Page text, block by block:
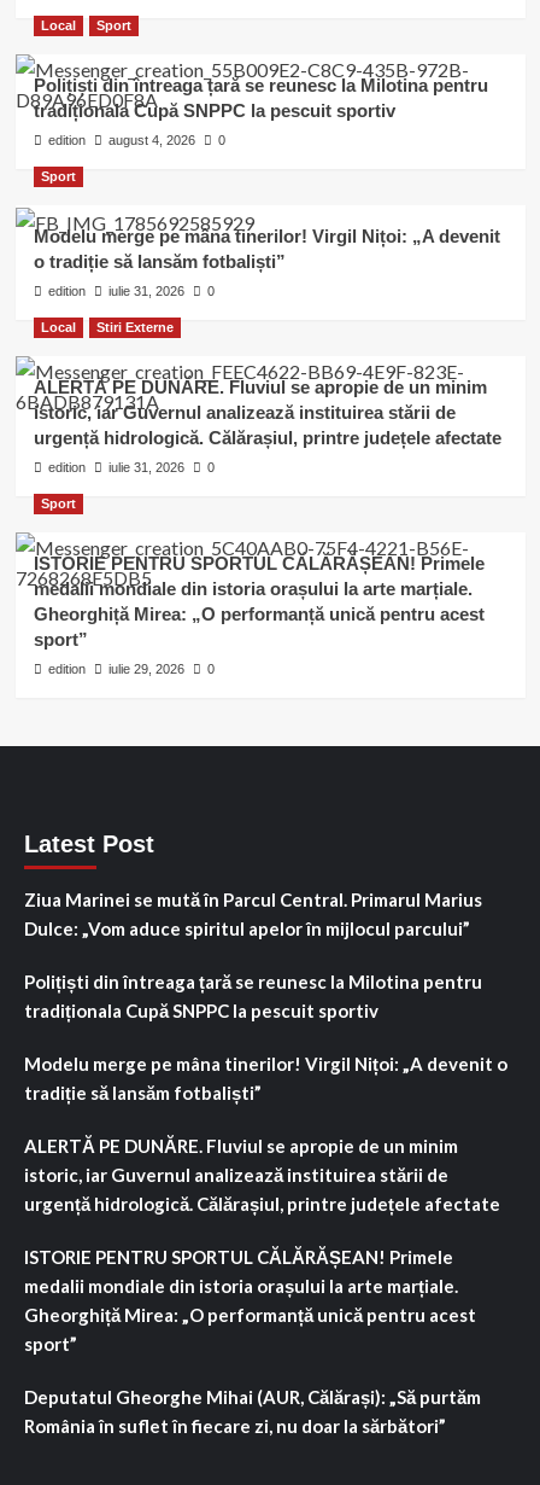
Local Sport
Polițiști din întreaga țară se reunesc la Milotina pentru
tradiționala Cupă SNPPC la pescuit sportiv
edition august 4, 2026 0
Sport
Modelu merge pe mâna tinerilor! Virgil Nițoi: „A devenit
o tradiție să lansăm fotbaliști”
edition iulie 31, 2026 0
Local Stiri Externe
ALERTĂ PE DUNĂRE. Fluviul se apropie de un minim
istoric, iar Guvernul analizează instituirea stării de
urgență hidrologică. Călărașiul, printre județele afectate
edition iulie 31, 2026 0
Sport
ISTORIE PENTRU SPORTUL CĂLĂRĂȘEAN! Primele
medalii mondiale din istoria orașului la arte marțiale.
Gheorghiță Mirea: „O performanță unică pentru acest
sport”
edition iulie 29, 2026 0
Latest Post
Ziua Marinei se mută în Parcul Central. Primarul Marius
Dulce: „Vom aduce spiritul apelor în mijlocul parcului”
Polițiști din întreaga țară se reunesc la Milotina pentru
tradiționala Cupă SNPPC la pescuit sportiv
Modelu merge pe mâna tinerilor! Virgil Nițoi: „A devenit o
tradiție să lansăm fotbaliști”
ALERTĂ PE DUNĂRE. Fluviul se apropie de un minim
istoric, iar Guvernul analizează instituirea stării de
urgență hidrologică. Călărașiul, printre județele afectate
ISTORIE PENTRU SPORTUL CĂLĂRĂȘEAN! Primele
medalii mondiale din istoria orașului la arte marțiale.
Gheorghiță Mirea: „O performanță unică pentru acest
sport”
Deputatul Gheorghe Mihai (AUR, Călărași): „Să purtăm
România în suflet în fiecare zi, nu doar la sărbători”